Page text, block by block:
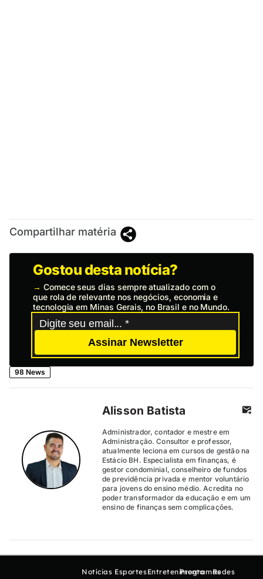
Compartilhar matéria
Gostou desta notícia?
→ Comece seus dias sempre atualizado com o
que rola de relevante nos negócios, economia e
tecnologia em Minas Gerais, no Brasil e no Mundo.
Assinar Newsletter
98 News
Alisson Batista
Administrador, contador e mestre em
Administração. Consultor e professor,
atualmente leciona em cursos de gestão na
Estácio BH. Especialista em finanças, é
gestor condominial, conselheiro de fundos
de previdência privada e mentor voluntário
para jovens do ensino médio. Acredita no
poder transformador da educação e em um
ensino de finanças sem complicações.
Notícias EsportesEntretenimento
ProgramasRedes